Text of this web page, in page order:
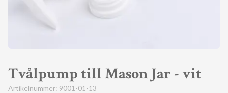
Tvålpump till Mason Jar - vit
Artikelnummer: 9001-01-13